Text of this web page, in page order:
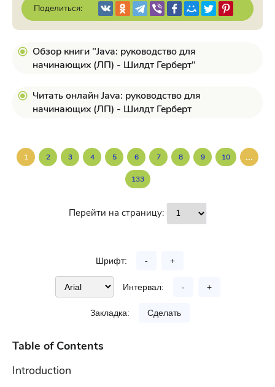
Поделиться:
Обзор книги "Java: руководство для
начинающих (ЛП) - Шилдт Герберт"
Читать онлайн Java: руководство для
начинающих (ЛП) - Шилдт Герберт
1 2 3 4 5 6 7 8 9 10 ...
133
Перейти на страницу:
Шрифт: - +
Интервал: - +
Закладка: Сделать
Table of Contents
Introduction